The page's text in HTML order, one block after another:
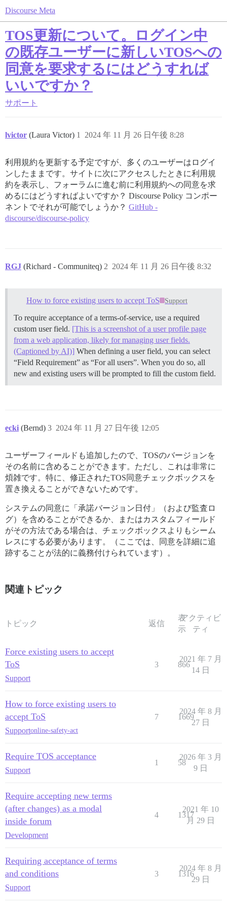
Discourse Meta
TOS更新について。ログイン中
の既存ユーザーに新しいTOSへの
同意を要求するにはどうすれば
いいですか？
サポート
lvictor (Laura Victor) 2024 年 11 月 26 日午後 8:28
1
利用規約を更新する予定ですが、多くのユーザーはログイ
ンしたままです。サイトに次にアクセスしたときに利用規
約を表示し、フォーラムに進む前に利用規約への同意を求
めるにはどうすればよいですか？ Discourse Policy コンポー
ネントでそれが可能でしょうか？ GitHub -
discourse/discourse-policy
RGJ (Richard - Communiteq) 2024 年 11 月 26 日午後 8:32
2
How to force existing users to accept ToS Support
To require acceptance of a terms-of-service, use a required
custom user field. [This is a screenshot of a user profile page
from a web application, likely for managing user fields.
(Captioned by AI)] When defining a user field, you can select
“Field Requirement” as “For all users”. When you do so, all
new and existing users will be prompted to fill the custom field.
ecki (Bernd) 2024 年 11 月 27 日午後 12:05
3
ユーザーフィールドも追加したので、TOSのバージョンを
その名前に含めることができます。ただし、これは非常に
煩雑です。特に、修正されたTOS同意チェックボックスを
置き換えることができないためです。
システムの同意に「承諾バージョン日付」（および監査ロ
グ）を含めることができるか、またはカスタムフィールド
がその方法である場合は、チェックボックスよりもシーム
レスにする必要があります。（ここでは、同意を詳細に追
跡することが法的に義務付けられています）。
関連トピック
トピック 返信
表
示
アクティビ
ティ
Force existing users to accept
ToS
Support
3 866
2021 年 7 月
14 日
How to force existing users to
accept ToS
Supportonline-safety-act
7 1669
2024 年 8 月
27 日
Require TOS acceptance
Support
1 58
2026 年 3 月
9 日
Require accepting new terms
(after changes) as a modal
inside forum
Development
4 1317
2021 年 10
月 29 日
Requiring acceptance of terms
and conditions
Support
3 1316
2024 年 8 月
29 日